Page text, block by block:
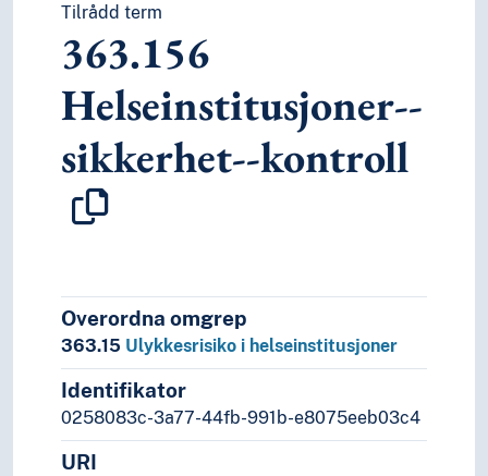
Tilrådd term
363.156
Helseinstitusjoner--
sikkerhet--kontroll
Overordna omgrep
363.15 Ulykkesrisiko i helseinstitusjoner
Identifikator
0258083c-3a77-44fb-991b-e8075eeb03c4
URI